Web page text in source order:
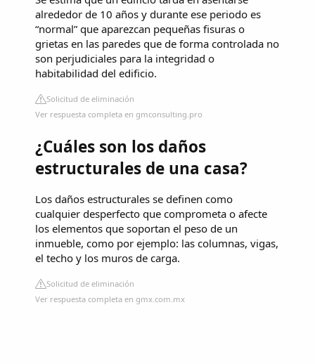
alrededor de 10 años y durante ese periodo es
“normal” que aparezcan pequeñas fisuras o
grietas en las paredes que de forma controlada no
son perjudiciales para la integridad o
habitabilidad del edificio.
Solicitud de eliminación
Ver respuesta completa en gmconsulting.pro
¿Cuáles son los daños
estructurales de una casa?
Los daños estructurales se definen como
cualquier desperfecto que comprometa o afecte
los elementos que soportan el peso de un
inmueble, como por ejemplo: las columnas, vigas,
el techo y los muros de carga.
Solicitud de eliminación
Ver respuesta completa en gmx.com.mx